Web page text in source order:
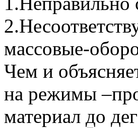
массовые-
Чем и
на режимы
материал до